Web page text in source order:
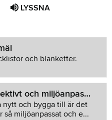
LYSSNA
och blanketter.
Bygg energieffektivt och miljöanpassat
nytt och bygga till är det
så miljöanpassat och e...